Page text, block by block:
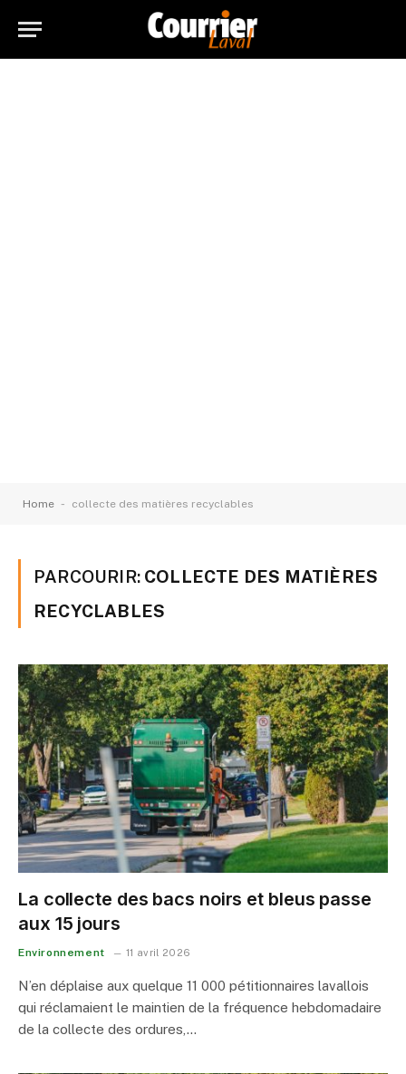
Home - collecte des matières recyclables
PARCOURIR: COLLECTE DES MATIÈRES
RECYCLABLES
La collecte des bacs noirs et bleus passe
aux 15 jours
Environnement 11 avril 2026
N’en déplaise aux quelque 11 000 pétitionnaires lavallois
qui réclamaient le maintien de la fréquence hebdomadaire
de la collecte des ordures,…